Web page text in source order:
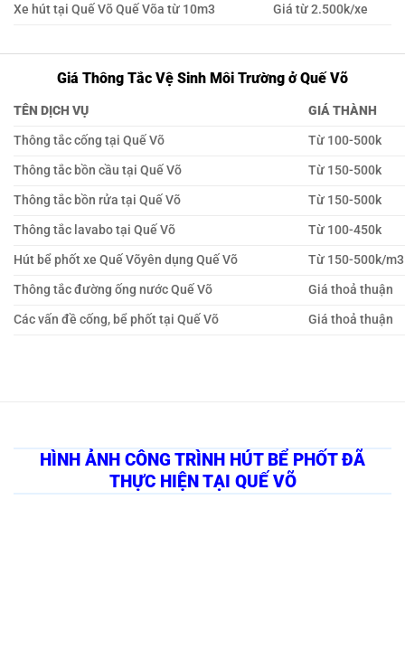
Xe hút tại Quế Võ Quế Võa từ 10m3
Giá từ 2.500k/xe
Giá Thông Tắc Vệ Sinh Môi Trường ở Quế Võ
TÊN DỊCH VỤ
GIÁ THÀNH
Thông tắc cống tại Quế Võ
Từ 100-500k
Thông tắc bồn cầu tại Quế Võ
Từ 150-500k
Thông tắc bồn rửa tại Quế Võ
Từ 150-500k
Thông tắc lavabo tại Quế Võ
Từ 100-450k
Hút bể phốt xe Quế Võyên dụng Quế Võ
Từ 150-500k/m3
Thông tắc đường ống nước Quế Võ
Giá thoả thuận
Các vấn đề cống, bể phốt tại Quế Võ
Giá thoả thuận
HÌNH ẢNH CÔNG TRÌNH HÚT BỂ PHỐT ĐÃ
THỰC HIỆN TẠI QUẾ VÕ